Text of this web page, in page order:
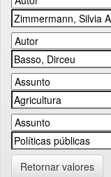
Retornar valores